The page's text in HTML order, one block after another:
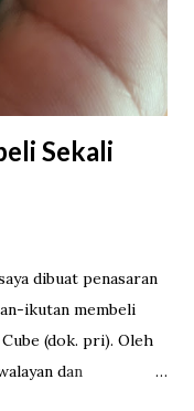
Sekali
dibuat penasaran
ikutan membeli
(dok. pri). Oleh
dan